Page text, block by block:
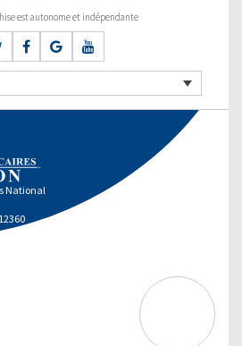
est autonome et indépendante
National